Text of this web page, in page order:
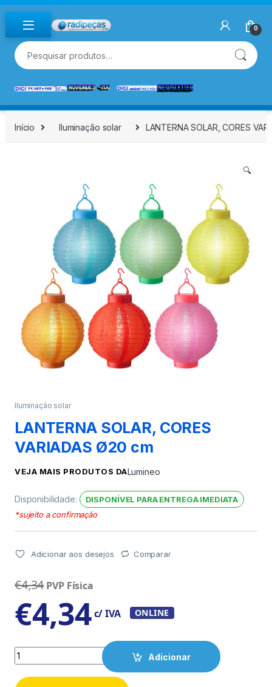
Skip to navigation
Skip to content
0
Pesquisar por:
Início Iluminação solar LANTERNA SOLAR, CORES
🔍
Iluminação solar
LANTERNA SOLAR, CORES
VARIADAS Ø20 cm
VEJA MAIS PRODUTOS DALumineo
Disponibilidade:
DISPONÍVEL PARA ENTREGA IMEDIATA
*sujeito a confirmação
Adicionar aos desejos Comparar
€4,34 PVP Física
€4,34c/ IVA ONLINE
Quantity
Adicionar